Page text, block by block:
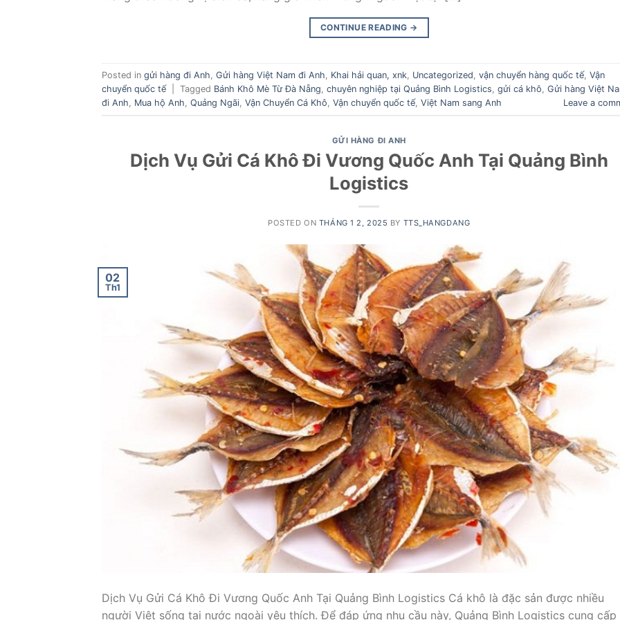
CONTINUE READING →
Posted in gửi hàng đi Anh Gửi hàng Việt Nam đi Anh Khai hải quan, xnk Uncategorized vận chuyển hàng quốc tế, Vận
chuyển quốc tế
Tagged Bánh Khô Mè Từ Đà Nẵng chuyên nghiệp tại Quảng Bình Logistics gửi cá khô Gửi hàng Việt
đi Anh
Mua hộ Anh Quảng Ngãi Vận Chuyển Cá Khô Vận chuyển quốc tế, Việt Nam sang Anh Leave a
GỬI HÀNG ĐI ANH
Dịch Vụ Gửi Cá Khô Đi Vương Quốc Anh Tại Quảng Bình
Logistics
POSTED ON THÁNG 1 2, 2025 BY TTS_HANGDANG
02
Th1
Dịch Vụ Gửi Cá Khô Đi Vương Quốc Anh Tại Quảng Bình Logistics Cá khô là đặc sản được nhiều
người Việt sống tại nước ngoài yêu thích. Để đáp ứng nhu cầu này, Quảng Bình Logistics cung cấp